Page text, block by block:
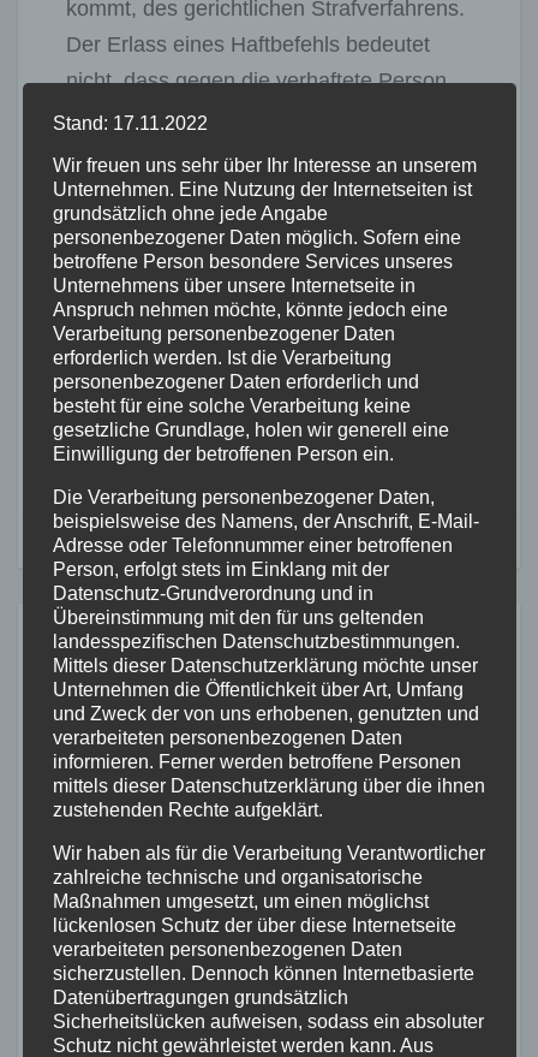
kommt, des gerichtlichen Strafverfahrens.
Der Erlass eines Haftbefehls bedeutet
nicht, dass gegen die verhaftete Person
bereits der Tatnachweis erbracht ist. Vor
einer rechtskräftigen Verurteilung gilt
vielmehr die Unschuldsvermutung für den
Beschuldigten.
(PM StA KO, red [LW])
Beitragsnavigation
Fataler Unfall auf
der B 54: Fahrer
stirbt bei Kollision
Pferd geht in
Gemünden durch
– Drei Frauen
verletzt
Ähnliches
FEUERWEHR POLIZEI RETTUNGSDIENST THW
WESTERWALD
Großbrand zerstört
Gewerbeimmobilie in Siershahn
– Millionenschaden entstanden
3. AUG. 2026
Stand: 17.11.2022
Wir freuen uns sehr über Ihr Interesse an unserem
Unternehmen. Eine Nutzung der Internetseiten ist
grundsätzlich ohne jede Angabe
personenbezogener Daten möglich. Sofern eine
betroffene Person besondere Services unseres
Unternehmens über unsere Internetseite in
Anspruch nehmen möchte, könnte jedoch eine
Verarbeitung personenbezogener Daten
erforderlich werden. Ist die Verarbeitung
personenbezogener Daten erforderlich und
besteht für eine solche Verarbeitung keine
gesetzliche Grundlage, holen wir generell eine
Einwilligung der betroffenen Person ein.
Die Verarbeitung personenbezogener Daten,
beispielsweise des Namens, der Anschrift, E-Mail-
Adresse oder Telefonnummer einer betroffenen
Person, erfolgt stets im Einklang mit der
Datenschutz-Grundverordnung und in
Übereinstimmung mit den für uns geltenden
landesspezifischen Datenschutzbestimmungen.
Mittels dieser Datenschutzerklärung möchte unser
Unternehmen die Öffentlichkeit über Art, Umfang
und Zweck der von uns erhobenen, genutzten und
verarbeiteten personenbezogenen Daten
informieren. Ferner werden betroffene Personen
mittels dieser Datenschutzerklärung über die ihnen
zustehenden Rechte aufgeklärt.
Wir haben als für die Verarbeitung Verantwortlicher
zahlreiche technische und organisatorische
Maßnahmen umgesetzt, um einen möglichst
lückenlosen Schutz der über diese Internetseite
verarbeiteten personenbezogenen Daten
sicherzustellen. Dennoch können Internetbasierte
Datenübertragungen grundsätzlich
Sicherheitslücken aufweisen, sodass ein absoluter
Schutz nicht gewährleistet werden kann. Aus